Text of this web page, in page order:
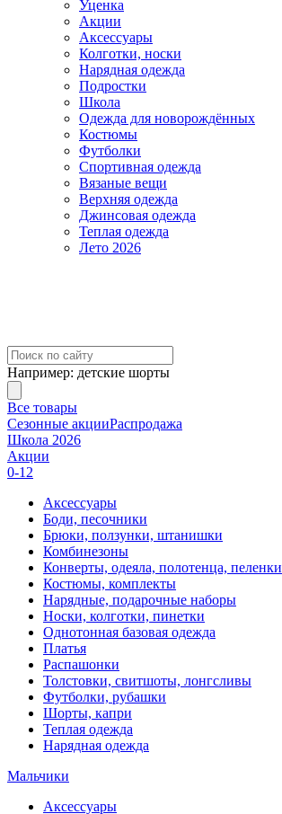
Уценка
Акции
Аксессуары
Колготки, носки
Нарядная одежда
Подростки
Школа
Одежда для новорождённых
Костюмы
Футболки
Спортивная одежда
Вязаные вещи
Верхняя одежда
Джинсовая одежда
Теплая одежда
Лето 2026
Например: детские шорты
Все товары
Сезонные акцииРаспродажа
Школа 2026
Акции
0-12
Аксессуары
Боди, песочники
Брюки, ползунки, штанишки
Комбинезоны
Конверты, одеяла, полотенца, пеленки
Костюмы, комплекты
Нарядные, подарочные наборы
Носки, колготки, пинетки
Однотонная базовая одежда
Платья
Распашонки
Толстовки, свитшоты, лонгсливы
Футболки, рубашки
Шорты, капри
Теплая одежда
Нарядная одежда
Мальчики
Аксессуары